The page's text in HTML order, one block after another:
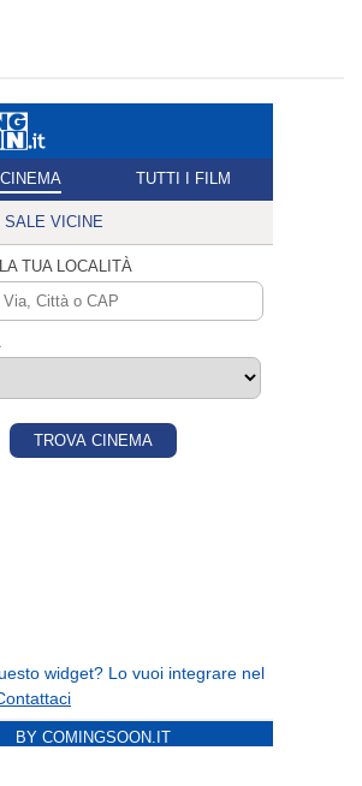
BY COMINGSOON.IT